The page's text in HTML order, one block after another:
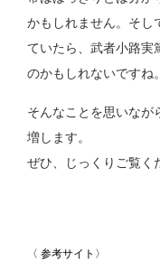
かもしれません。そし
ていたら、武者小路実
のかもしれないですね。
そんなことを思いなが
増します。
ぜひ、じっくりご覧く
〈 参考サイト〉